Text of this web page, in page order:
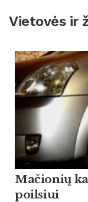
Vietovės ir
Mačionių
poilsiui